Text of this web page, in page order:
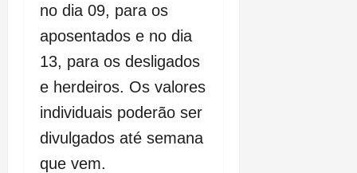
no dia 09, para os
aposentados e no dia
13, para os desligados
e herdeiros. Os valores
individuais poderão ser
divulgados até semana
que vem.